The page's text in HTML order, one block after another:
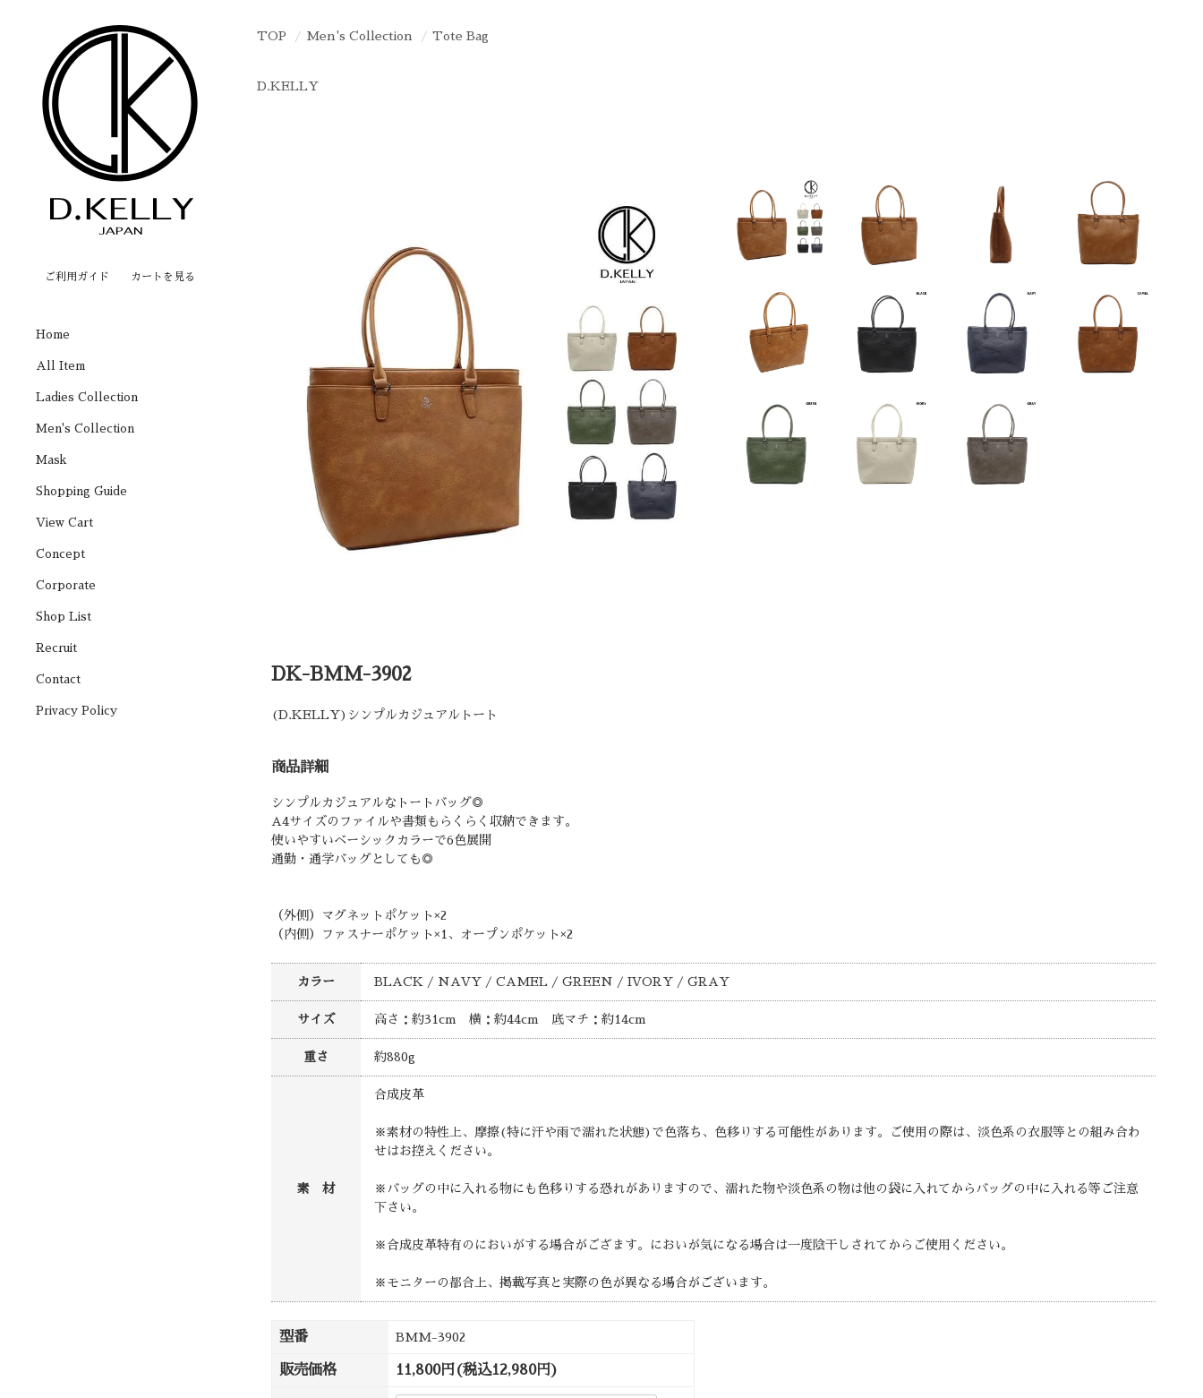
ご利用ガイド カートを見る
Home
All Item
Ladies Collection
Men's Collection
Mask
Shopping Guide
View Cart
Concept
Corporate
Shop List
Recruit
Contact
Privacy Policy
TOP Men's Collection Tote Bag
D.KELLY
DK-BMM-3902
(D.KELLY)シンプルカジュアルトート
商品詳細
シンプルカジュアルなトートバッグ◎
A4サイズのファイルや書類もらくらく収納できます。
使いやすいベーシックカラーで6色展開
通勤・通学バッグとしても◎
（外側）マグネットポケット×2
（内側）ファスナーポケット×1、オープンポケット×2
カラー BLACK / NAVY / CAMEL / GREEN / IVORY / GRAY
サイズ 高さ：約31cm 横：約44cm 底マチ：約14cm
重さ 約880g
素 材
合成皮革
※素材の特性上、摩擦(特に汗や雨で濡れた状態)で色落ち、色移りする可能性があります。ご使用の際は、淡色系の衣服等との組み合わ
せはお控えください。
※バッグの中に入れる物にも色移りする恐れがありますので、濡れた物や淡色系の物は他の袋に入れてからバッグの中に入れる等ご注意
下さい。
※合成皮革特有のにおいがする場合がござます。においが気になる場合は一度陰干しされてからご使用ください。
※モニターの都合上、掲載写真と実際の色が異なる場合がございます。
型番 BMM-3902
販売価格 11,800円(税込12,980円)